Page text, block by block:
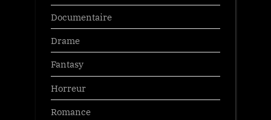
Documentaire
Drame
Fantasy
Horreur
Romance